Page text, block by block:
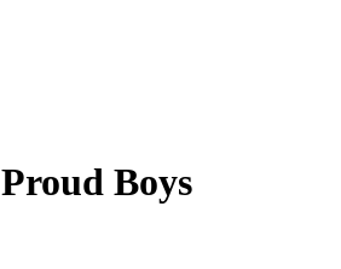
Proud Boys